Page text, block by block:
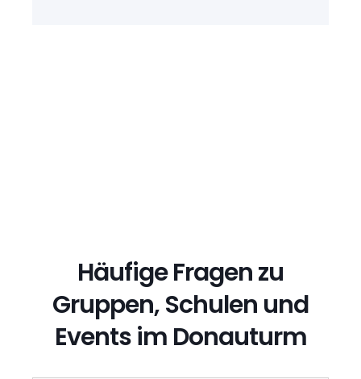
Häufige Fragen zu
Gruppen, Schulen und
Events im Donauturm